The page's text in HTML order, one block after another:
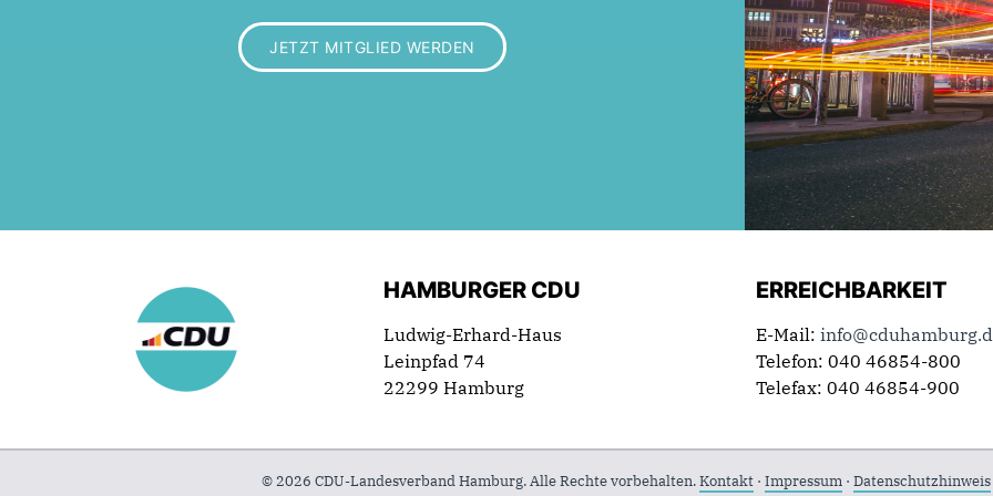
JETZT MITGLIED WERDEN
HAMBURGER CDU
Ludwig-Erhard-Haus
Leinpfad 74
22299 Hamburg
ERREICHBARKEIT
E-Mail:
Telefon: 040 46854-800
Telefax: 040 46854-900
© 2026 CDU-Landesverband Hamburg. Alle Rechte vorbehalten.Kontakt · Impressum · Datenschutzhinweis